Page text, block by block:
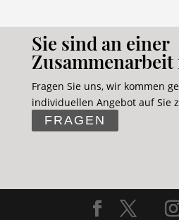
Sie sind an einer
Fragen Sie uns, wir kommen
individuellen Angebot auf Sie
FRAGEN